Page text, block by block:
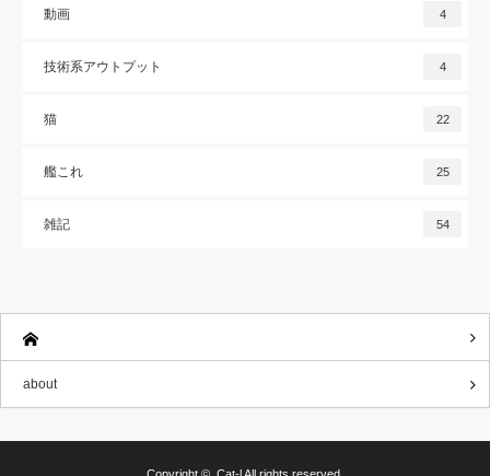
動画 4
技術系アウトプット 4
猫 22
艦これ 25
雑記 54
about